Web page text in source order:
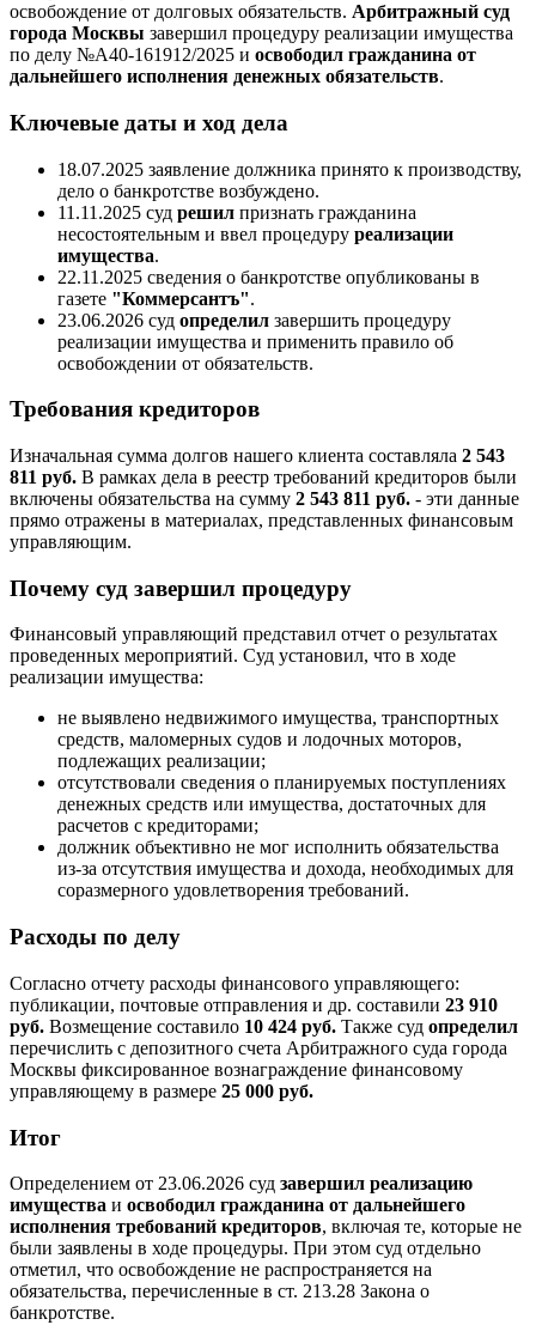
освобождение от долговых обязательств. Арбитражный суд
города Москвы завершил процедуру реализации имущества
по делу №А40-161912/2025 и освободил гражданина от
дальнейшего исполнения денежных обязательств.
Ключевые даты и ход дела
18.07.2025 заявление должника принято к производству,
дело о банкротстве возбуждено.
11.11.2025 суд решил признать гражданина
несостоятельным и ввел процедуру реализации
имущества.
22.11.2025 сведения о банкротстве опубликованы в
газете "Коммерсантъ".
23.06.2026 суд определил завершить процедуру
реализации имущества и применить правило об
освобождении от обязательств.
Требования кредиторов
Изначальная сумма долгов нашего клиента составляла 2 543
811 руб. В рамках дела в реестр требований кредиторов были
включены обязательства на сумму 2 543 811 руб. - эти данные
прямо отражены в материалах, представленных финансовым
управляющим.
Почему суд завершил процедуру
Финансовый управляющий представил отчет о результатах
проведенных мероприятий. Суд установил, что в ходе
реализации имущества:
не выявлено недвижимого имущества, транспортных
средств, маломерных судов и лодочных моторов,
подлежащих реализации;
отсутствовали сведения о планируемых поступлениях
денежных средств или имущества, достаточных для
расчетов с кредиторами;
должник объективно не мог исполнить обязательства
из-за отсутствия имущества и дохода, необходимых для
соразмерного удовлетворения требований.
Расходы по делу
Согласно отчету расходы финансового управляющего:
публикации, почтовые отправления и др. составили 23 910
руб. Возмещение составило 10 424 руб. Также суд определил
перечислить с депозитного счета Арбитражного суда города
Москвы фиксированное вознаграждение финансовому
управляющему в размере 25 000 руб.
Итог
Определением от 23.06.2026 суд завершил реализацию
имущества и освободил гражданина от дальнейшего
исполнения требований кредиторов, включая те, которые не
были заявлены в ходе процедуры. При этом суд отдельно
отметил, что освобождение не распространяется на
обязательства, перечисленные в ст. 213.28 Закона о
банкротстве.